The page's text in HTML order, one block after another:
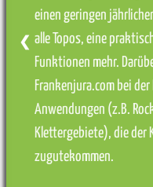
einen geringen
alle Topos, eine
Funktionen mehr.
Frankenjura.com bei
Anwendungen (z.B.
Klettergebiete), die der
zugutekommen.
❮